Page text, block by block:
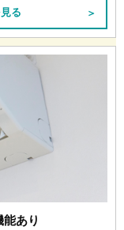
る ＞
あり